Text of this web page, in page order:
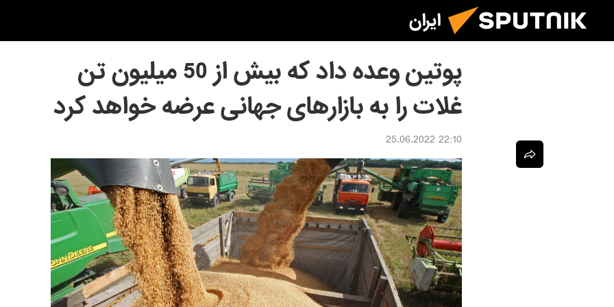
ایران
پوتین وعده داد که بیش از 50 میلیون تن
غلات را به بازارهای جهانی عرضه خواهد کرد
22:10 25.06.2022